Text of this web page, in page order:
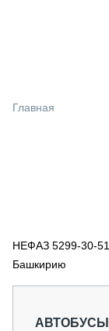
СТАТЬИ ПО
Главная
НЕФАЗ 5299-30-51
Башкирию
АВТОБУСЫ